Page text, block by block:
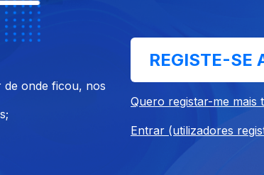
of the Beehive, The Lostines e Sababa 5.
de onde ficou, nos
REGISTE-SE
Quero registar-me mais
Entrar (utilizadores